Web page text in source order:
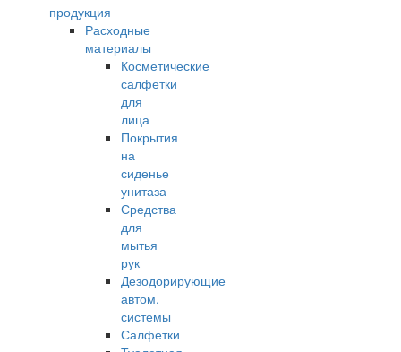
продукция
Расходные
материалы
Косметические
салфетки
для
лица
Покрытия
на
сиденье
унитаза
Средства
для
мытья
рук
Дезодорирующие
автом.
системы
Салфетки